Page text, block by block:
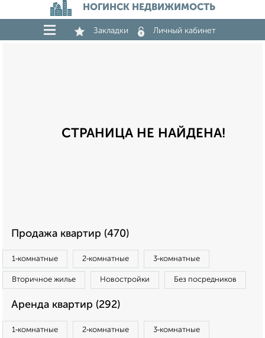
НОГИНСК НЕДВИЖИМОСТЬ
Закладки Личный кабинет
СТРАНИЦА НЕ НАЙДЕНА!
Продажа квартир (470)
1‑комнатные 2‑комнатные 3‑комнатные
Вторичное жилье Новостройки Без посредников
Аренда квартир (292)
1‑комнатные 2‑комнатные 3‑комнатные